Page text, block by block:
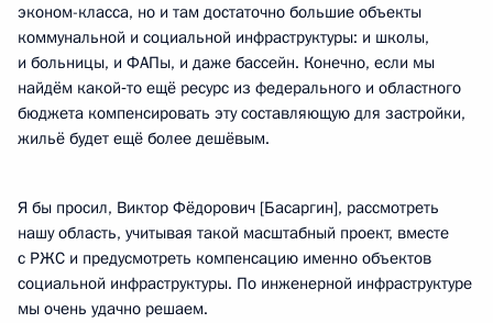
эконом-класса, но и там достаточно большие объекты
коммунальной и социальной инфраструктуры: и школы,
и больницы, и ФАПы, и даже бассейн. Конечно, если мы
найдём какой‑то ещё ресурс из федерального и областного
бюджета компенсировать эту составляющую для застройки,
жильё будет ещё более дешёвым.
Я бы просил, Виктор Фёдорович [Басаргин], рассмотреть
нашу область, учитывая такой масштабный проект, вместе
с РЖС и предусмотреть компенсацию именно объектов
социальной инфраструктуры. По инженерной инфраструктуре
мы очень удачно решаем.